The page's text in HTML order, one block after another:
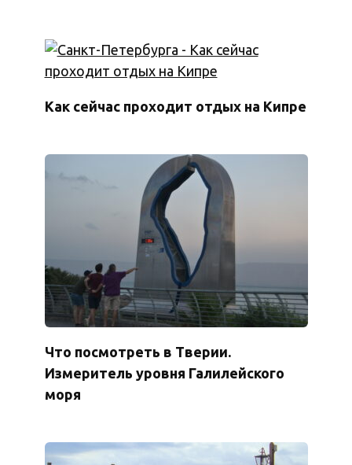
Как сейчас проходит отдых на Кипре
Что посмотреть в Тверии.
Измеритель уровня Галилейского
моря